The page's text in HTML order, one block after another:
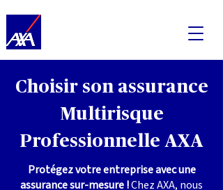
Choisir son assurance
Multirisque
Professionnelle AXA
Protégez votre entreprise avec une
assurance sur-mesure !Chez AXA, nous